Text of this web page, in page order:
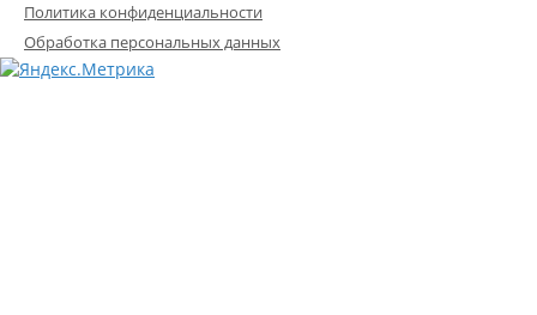
Политика конфиденциальности
Обработка персональных данных